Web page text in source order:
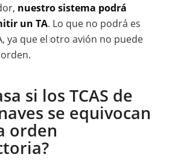
nuestro sistema podrá
un TA. Lo que no podrá es
ya que el otro avión no puede
orden.
si los TCAS de
se equivocan
orden